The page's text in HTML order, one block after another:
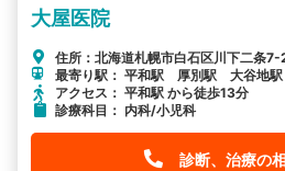
大屋医院
住所：北海道札幌市白石区川下二条
最寄り駅： 平和駅 厚別駅 大谷地駅
アクセス： 平和駅 から徒歩13分
診療科目： 内科/小児科
診断、治療の